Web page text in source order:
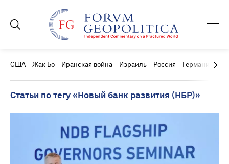
США Жак Бо Иранская война Израиль Россия Германия
Статьи по тегу «Новый банк развития (НБР)»